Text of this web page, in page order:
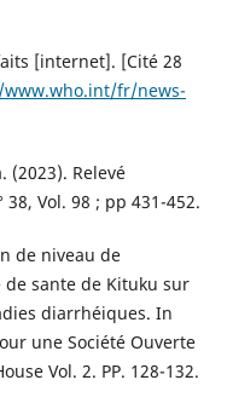
[internet]. [Cité 28
fr/news-
(2023). Relevé
Vol. 98 ; pp 431-452.
de niveau de
de sante de Kituku sur
diarrhéiques. In
une Société Ouverte
Vol. 2. PP. 128-132.